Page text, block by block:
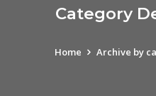
Category
Home Archive by